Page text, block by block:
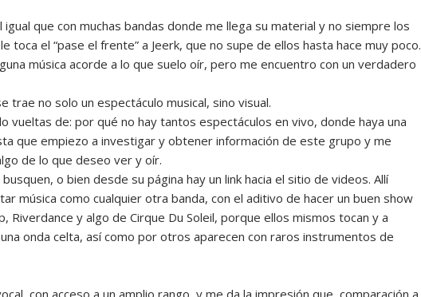
que con muchas bandas donde me llega su material y no siempre los
toca el “pase el frente” a Jeerk, que no supe de ellos hasta hace muy poco.
música acorde a lo que suelo oír, pero me encuentro con un verdadero
trae no solo un espectáculo musical, sino visual.
vueltas de: por qué no hay tantos espectáculos en vivo, donde haya una
que empiezo a investigar y obtener información de este grupo y me
de lo que deseo ver y oír.
o bien desde su página hay un link hacia el sitio de videos. Allí
música como cualquier otra banda, con el aditivo de hacer un buen show
Riverdance y algo de Cirque Du Soleil, porque ellos mismos tocan y a
onda celta, así como por otros aparecen con raros instrumentos de